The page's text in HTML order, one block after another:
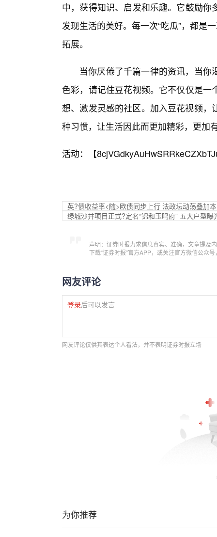
中，获得知识、启发和乐趣。它鼓励
发现生活的美好。每一次“吃瓜”，都是
拓展。
当你厌倦了千篇一律的资讯，当
色彩，请记住豆花视频。它不仅仅是
想、激发灵感的社区。加入豆花视频，
种习惯，让生活因此而更加精彩，更加
活动：【
英?债收益率<随>欧债同步上行 法政坛动荡叠加
绿城沙井项目正式?定名“锦和玉鸣府” 五大户型曝
声明：证券时报力求信息真实、准确，文章提及
下载“证券时报”官方APP，或关注官方微信公众
网友评论
登录后可以发言
网友评论仅供其表达个人看法，并不表明证券时报立场
为你推荐